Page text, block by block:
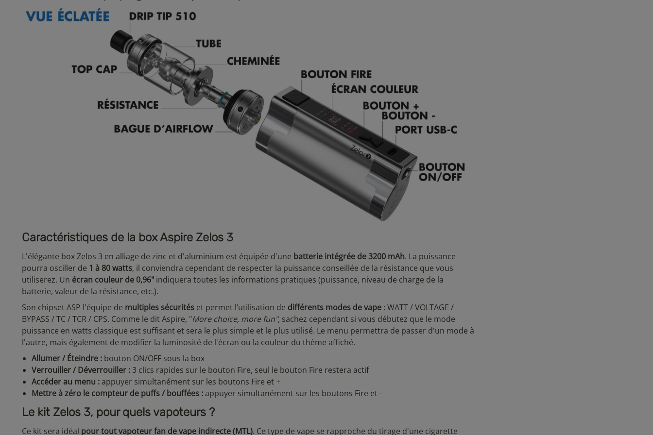
Caractéristiques de la box Aspire Zelos 3
L'élégante box Zelos 3 en alliage de zinc et d'aluminium est équipée d'une batterie intégrée de 3200 mAh. La puissance
pourra osciller de 1 à 80 watts, il conviendra cependant de respecter la puissance conseillée de la résistance que vous
utiliserez. Un écran couleur de 0,96" indiquera toutes les informations pratiques (puissance, niveau de charge de la
batterie, valeur de la résistance, etc.).
Son chipset ASP l'équipe de multiples sécurités et permet l’utilisation de différents modes de vape : WATT / VOLTAGE /
BYPASS / TC / TCR / CPS. Comme le dit Aspire, "More choice, more fun", sachez cependant si vous débutez que le mode
puissance en watts classique est suffisant et sera le plus simple et le plus utilisé. Le menu permettra de passer d'un mode à
l'autre, mais également de modifier la luminosité de l'écran ou la couleur du thème affiché.
Allumer / Éteindre : bouton ON/OFF sous la box
Verrouiller / Déverrouiller : 3 clics rapides sur le bouton Fire, seul le bouton Fire restera actif
Accéder au menu :appuyer simultanément sur les boutons Fire et +
Mettre à zéro le compteur de puffs / bouffées :appuyer simultanément sur les boutons Fire et -
Le kit Zelos 3, pour quels vapoteurs ?
Ce kit sera idéal pour tout vapoteur fan de vape indirecte (MTL). Ce type de vape se rapproche du tirage d'une cigarette